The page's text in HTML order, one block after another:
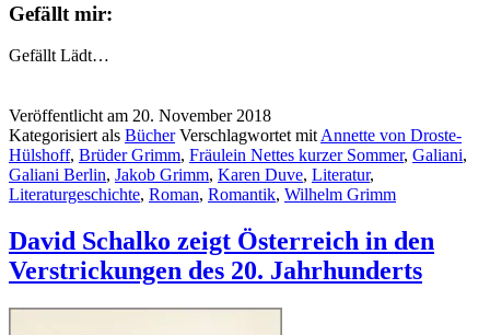
Gefällt mir:
Gefällt Lädt…
Veröffentlicht am 20. November 2018
Kategorisiert als Bücher Verschlagwortet mit Annette von Droste-
Hülshoff, Brüder Grimm, Fräulein Nettes kurzer Sommer, Galiani,
Galiani Berlin, Jakob Grimm, Karen Duve, Literatur,
Literaturgeschichte, Roman, Romantik, Wilhelm Grimm
David Schalko zeigt Österreich in den
Verstrickungen des 20. Jahrhunderts